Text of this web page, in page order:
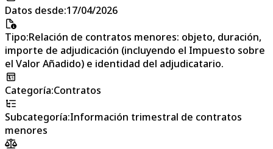
Datos desde:17/04/2026
Tipo:Relación de contratos menores: objeto, duración,
importe de adjudicación (incluyendo el Impuesto sobre
el Valor Añadido) e identidad del adjudicatario.
Categoría:Contratos
Subcategoría:Información trimestral de contratos
menores